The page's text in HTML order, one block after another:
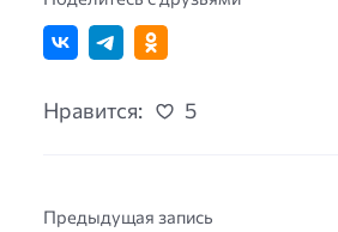
Нравится: 5
Предыдущая запись